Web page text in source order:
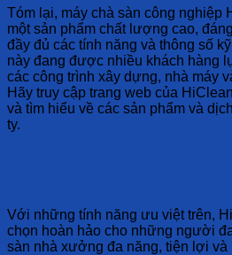
Tóm lại, máy chà sàn công nghiệp
một sản phẩm chất lượng cao,
đầy đủ các tính năng và thông số
này đang được nhiều khách hàng
các công trình xây dựng, nhà máy
Hãy truy cập trang web của
và tìm hiểu về các sản phẩm và
ty.
Với những tính năng ưu việt trên,
chọn hoàn hảo cho những người
sàn nhà xưởng đa năng, tiện lợi và